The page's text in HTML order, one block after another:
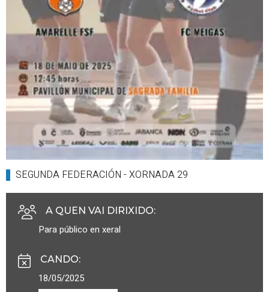
SEGUNDA FEDERACIÓN - XORNADA 29
A QUEN VAI DIRIXIDO:
Para público en xeral
CANDO:
18/05/2025